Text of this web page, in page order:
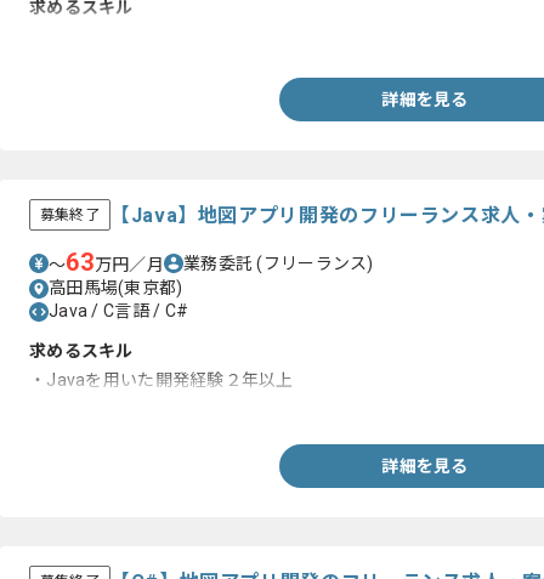
求めるスキル
詳細を見る
募集終了 【Java】地図アプリ開発のフリーランス求人
〜63万円／月 業務委託(フリーランス)
高田馬場(東京都)
Java / C言語 / C#
求めるスキル
・Javaを用いた開発経験２年以上
詳細を見る